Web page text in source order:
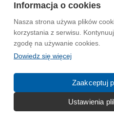
Informacja o cookies
Nasza strona używa plików
korzystania z serwisu.
zgodę na używanie cookies.
Dowiedz się więcej
Zaakceptuj
Ustawienia